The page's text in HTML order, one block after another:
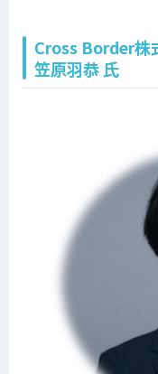
Cross Border
笠原羽恭 氏